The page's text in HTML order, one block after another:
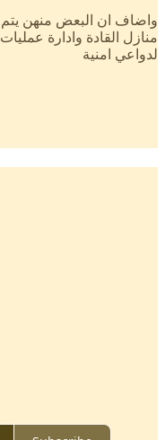
واضاف ان البعض منهن
منازل القادة وادارة
لدواعي امنية